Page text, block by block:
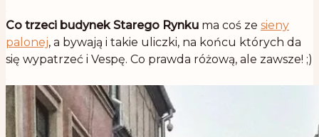
.
Co trzeci budynek Starego Rynku ma coś ze sieny
palonej, a bywają i takie uliczki, na końcu których da
się wypatrzeć i Vespę. Co prawda różową, ale zawsze! ;)
.